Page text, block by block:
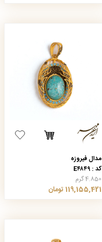
مدال فیروزه
کد : E۴۸۴۹
4.850 گرم
119,155,421 تومان